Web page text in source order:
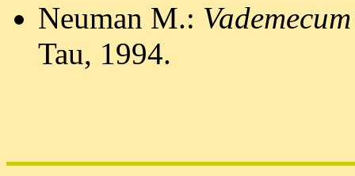
Neuman M.:
Tau, 1994.